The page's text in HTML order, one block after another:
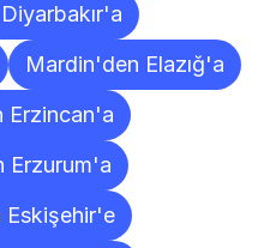
Mardin'den Elazığ'a
Erzincan'a
Erzurum'a
Eskişehir'e